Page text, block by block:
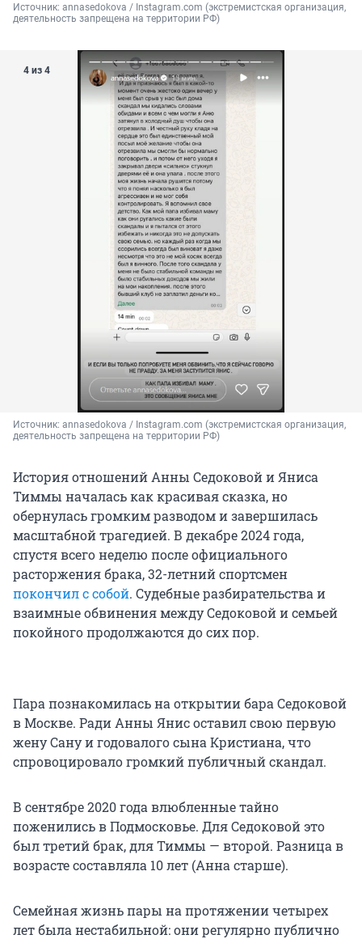
Источник: annasedokova / Instagram.com (экстремистская организация,
деятельность запрещена на территории РФ)
4 из 4
Источник: annasedokova / Instagram.com (экстремистская организация,
деятельность запрещена на территории РФ)
История отношений Анны Седоковой и Яниса
Тиммы началась как красивая сказка, но
обернулась громким разводом и завершилась
масштабной трагедией. В декабре 2024 года,
спустя всего неделю после официального
расторжения брака, 32-летний спортсмен
покончил с собой. Судебные разбирательства и
взаимные обвинения между Седоковой и семьей
покойного продолжаются до сих пор.
Пара познакомилась на открытии бара Седоковой
в Москве. Ради Анны Янис оставил свою первую
жену Сану и годовалого сына Кристиана, что
спровоцировало громкий публичный скандал.
В сентябре 2020 года влюбленные тайно
поженились в Подмосковье. Для Седоковой это
был третий брак, для Тиммы — второй. Разница в
возрасте составляла 10 лет (Анна старше).
Семейная жизнь пары на протяжении четырех
лет была нестабильной: они регулярно публично